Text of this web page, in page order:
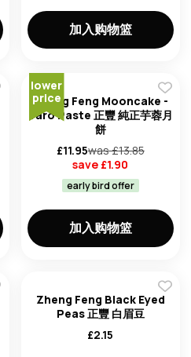
加入购物篮
lower
price
Zheng Feng Mooncake -
Taro Paste 正豐 純正芋蓉月
餅
£11.95was £13.85
save £1.90
early bird offer
加入购物篮
Zheng Feng Black Eyed
Peas 正豐 白眉豆
£2.15